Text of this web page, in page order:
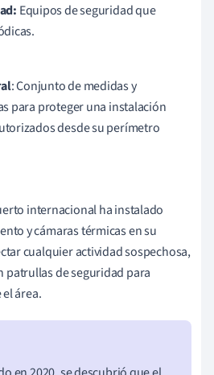
Equipos de seguridad que
: Conjunto de medidas y
para proteger una instalación
desde su perímetro
internacional ha instalado
y cámaras térmicas en su
cualquier actividad sospechosa,
patrullas de seguridad para
área.